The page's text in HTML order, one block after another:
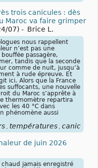
trois canicules : dès
Maroc va faire grimper
07) - Brice L.
nous rappellent
n’est pas une
passagère,
tandis que la seconde
comme de nuit, jusqu’à
à rude épreuve. Et
ici. Alors que la France
suffocants, une nouvelle
du Maroc s’apprête à
thermomètre repartira
les 40 °C dans
phénomène aussi
températures canicules
de juin 2026
jamais enregistré